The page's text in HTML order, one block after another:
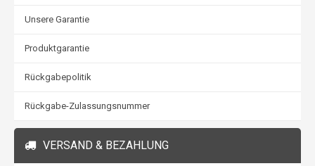
Unsere Garantie
Produktgarantie
Rückgabepolitik
Rückgabe-Zulassungsnummer
VERSAND & BEZAHLUNG